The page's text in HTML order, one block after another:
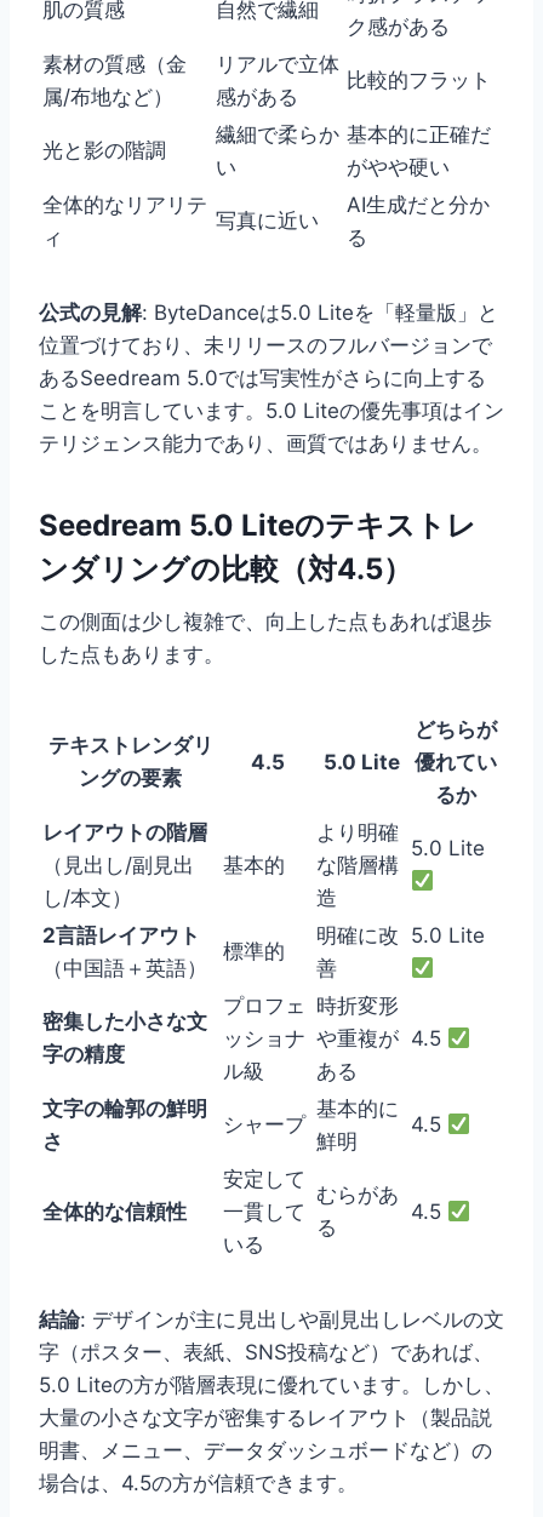
肌の質感 自然で繊細
ク感がある
素材の質感（金
属/布地など）
リアルで立体
感がある
比較的フラット
光と影の階調
繊細で柔らか
い
基本的に正確だ
がやや硬い
全体的なリアリテ
ィ
写真に近い
AI生成だと分か
る
公式の見解: ByteDanceは5.0 Liteを「軽量版」と
位置づけており、未リリースのフルバージョンで
あるSeedream 5.0では写実性がさらに向上する
ことを明言しています。5.0 Liteの優先事項はイン
テリジェンス能力であり、画質ではありません。
Seedream 5.0 Liteのテキストレ
ンダリングの比較（対4.5）
この側面は少し複雑で、向上した点もあれば退歩
した点もあります。
テキストレンダリ
ングの要素
4.5 5.0 Lite
どちらが
優れてい
るか
レイアウトの階層
（見出し/副見出
し/本文）
基本的
より明確
な階層構
造
5.0 Lite
2言語レイアウト
（中国語＋英語）
標準的
明確に改
善
5.0 Lite
密集した小さな文
字の精度
プロフェ
ッショナ
ル級
時折変形
や重複が
ある
4.5
文字の輪郭の鮮明
さ
シャープ
基本的に
鮮明
4.5
全体的な信頼性
安定して
一貫して
いる
むらがあ
る
4.5
結論: デザインが主に見出しや副見出しレベルの文
字（ポスター、表紙、SNS投稿など）であれば、
5.0 Liteの方が階層表現に優れています。しかし、
大量の小さな文字が密集するレイアウト（製品説
明書、メニュー、データダッシュボードなど）の
場合は、4.5の方が信頼できます。